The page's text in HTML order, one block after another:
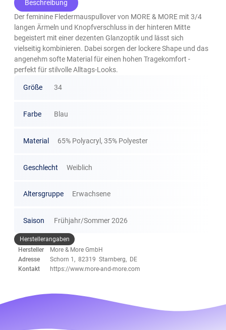
Beschreibung
Der feminine Fledermauspullover von MORE & MORE mit 3/4
langen Ärmeln und Knopfverschluss in der hinteren Mitte
begeistert mit einer dezenten Glanzoptik und lässt sich
vielseitig kombinieren. Dabei sorgen der lockere Shape und das
angenehm softe Material für einen hohen Tragekomfort -
perfekt für stilvolle Alltags-Looks.
Größe 34
Farbe Blau
Material 65% Polyacryl, 35% Polyester
Geschlecht Weiblich
Altersgruppe Erwachsene
Saison Frühjahr/Sommer 2026
Herstellerangaben
Hersteller
More & More GmbH
Adresse
Schorn 1, 82319 Starnberg, DE
Kontakt
https://www.more-and-more.com